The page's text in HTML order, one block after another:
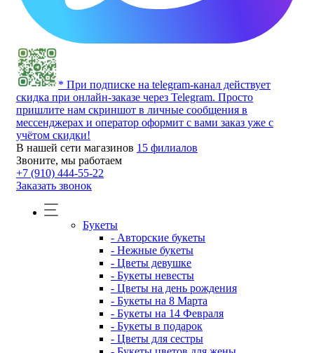
* При подписке на telegram-канал действует
скидка при онлайн-заказе через Telegram. Просто
пришлите нам скриншот в личные сообщения в
мессенджерах и оператор оформит с вами заказ уже с
учётом скидки!
В нашей сети магазинов 15 филиалов
Звоните, мы работаем
+7 (910) 444-55-22
Заказать звонок
Букеты
- Авторские букеты
- Нежные букеты
- Цветы девушке
- Букеты невесты
- Цветы на день рождения
- Букеты на 8 Марта
- Букеты на 14 Февраля
- Букеты в подарок
- Цветы для сестры